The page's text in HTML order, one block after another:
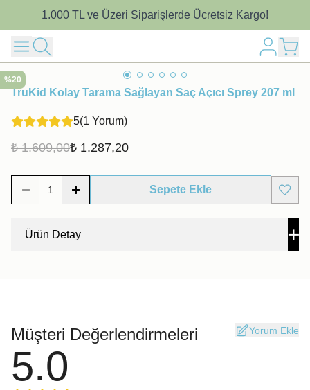
1.000 TL ve Üzeri Siparişlerde Ücretsiz Kargo!
%20
TruKid Kolay Tarama Sağlayan Saç Açıcı Sprey 207 ml
5(1 Yorum)
₺ 1.609,00₺ 1.287,20
1 Sepete Ekle
Ürün Detay
Müşteri Değerlendirmeleri Yorum Ekle
5.0